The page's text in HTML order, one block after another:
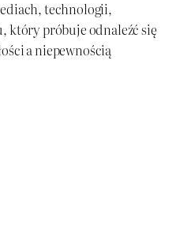
technologii,
który próbuje odnaleźć się
a niepewnością